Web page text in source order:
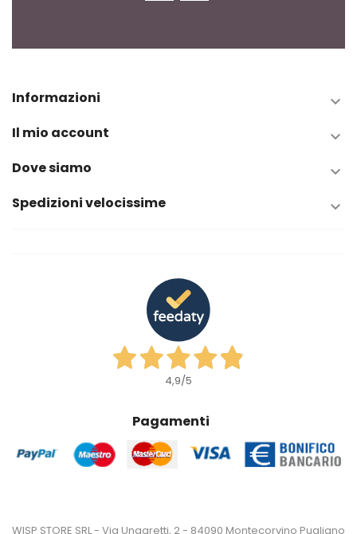
Informazioni 
Il mio account 
Dove siamo 
Spedizioni velocissime 
4,9/5
Pagamenti
WISP STORE SRL - Via Ungaretti, 2 - 84090 Montecorvino Pugliano